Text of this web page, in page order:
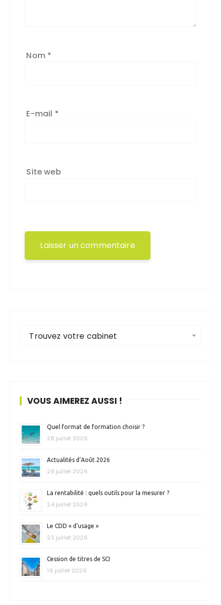
Nom *
E-mail *
Site web
Trouvez votre cabinet
VOUS AIMEREZ AUSSI !
Quel format de formation choisir ?
28 juillet 2026
Actualités d’Août 2026
28 juillet 2026
La rentabilité : quels outils pour la mesurer ?
24 juillet 2026
Le CDD « d’usage »
23 juillet 2026
Cession de titres de SCI
16 juillet 2026